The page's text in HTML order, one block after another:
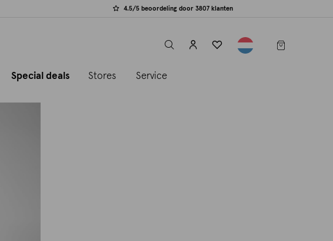
4.5/5 beoordeling door 3807 klanten
label.header.toggle
Special deals Stores Service